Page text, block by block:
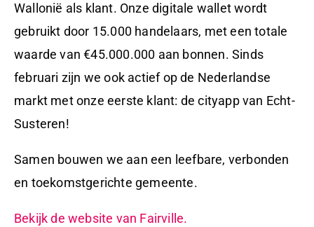
Wallonië als klant. Onze digitale wallet wordt
gebruikt door 15.000 handelaars, met een totale
waarde van €45.000.000 aan bonnen. Sinds
februari zijn we ook actief op de Nederlandse
markt met onze eerste klant: de cityapp van Echt-
Susteren!
Samen bouwen we aan een leefbare, verbonden
en toekomstgerichte gemeente.
Bekijk de website van Fairville.